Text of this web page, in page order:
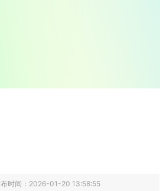
时间： 2026-01-20 13:58:55